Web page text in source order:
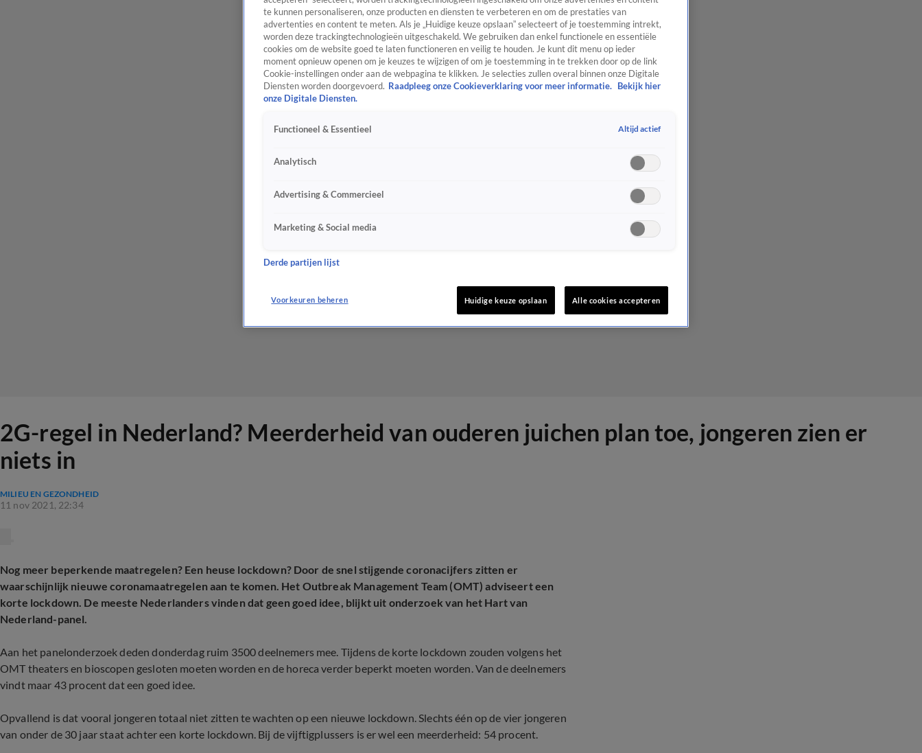
2G-regel in Nederland? Meerderheid van ouderen juichen plan toe, jongeren zien er
niets in
MILIEU EN GEZONDHEID
11 nov 2021, 22:34
Nog meer beperkende maatregelen? Een heuse lockdown? Door de snel stijgende coronacijfers zitten er
waarschijnlijk nieuwe coronamaatregelen aan te komen. Het Outbreak Management Team (OMT) adviseert een
korte lockdown. De meeste Nederlanders vinden dat geen goed idee, blijkt uit onderzoek van het Hart van
Nederland-panel.
Aan het panelonderzoek deden donderdag ruim 3500 deelnemers mee. Tijdens de korte lockdown zouden volgens het
OMT theaters en bioscopen gesloten moeten worden en de horeca verder beperkt moeten worden. Van de deelnemers
vindt maar 43 procent dat een goed idee.
Opvallend is dat vooral jongeren totaal niet zitten te wachten op een nieuwe lockdown. Slechts één op de vier jongeren
van onder de 30 jaar staat achter een korte lockdown. Bij de vijftigplussers is er wel een meerderheid: 54 procent.
te kunnen personaliseren, onze producten en diensten te verbeteren en om de prestaties van
advertenties en content te meten. Als je „Huidige keuze opslaan” selecteert of je toestemming intrekt,
worden deze trackingtechnologieën uitgeschakeld. We gebruiken dan enkel functionele en essentiële
cookies om de website goed te laten functioneren en veilig te houden. Je kunt dit menu op ieder
moment opnieuw openen om je keuzes te wijzigen of om je toestemming in te trekken door op de link
Cookie-instellingen onder aan de webpagina te klikken. Je selecties zullen overal binnen onze Digitale
Diensten worden doorgevoerd. Raadpleeg onze Cookieverklaring voor meer informatie.
Bekijk hier
onze Digitale Diensten.
Functioneel & Essentieel Altijd actief
Analytisch
Advertising & Commercieel
Marketing & Social media
Derde partijen lijst
Voorkeuren beheren Huidige keuze opslaan Alle cookies accepteren